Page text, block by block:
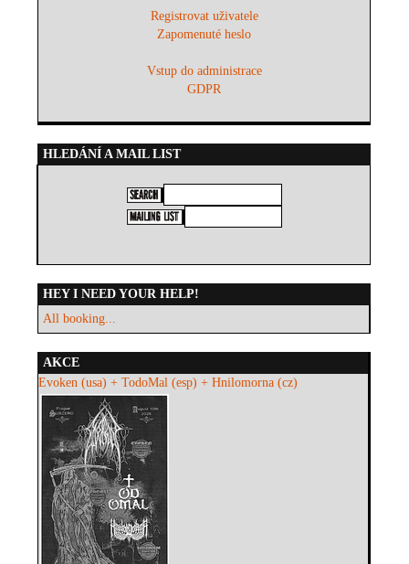
Registrovat uživatele
Zapomenuté heslo
Vstup do administrace
GDPR
HLEDÁNÍ A MAIL LIST
HEY I NEED YOUR HELP!
All booking...
AKCE
Evoken (usa) + TodoMal (esp) + Hnilomorna (cz)